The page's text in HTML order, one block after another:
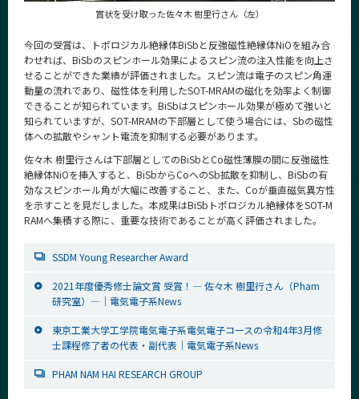
賞状を受け取った佐々木 樹里行さん（左）
今回の受賞は、トポロジカル絶縁体BiSbと反強磁性絶縁体NiOを組み合
わせれば、BiSbのスピンホール効果によるスピン流の注入性能を向上さ
せることができた業績が評価されました。スピン流は電子のスピン角運
動量の流れであり、磁性体を利用したSOT-MRAMの磁化を効率よく制御
できることが知られています。BiSbはスピンホール効果が極めて強いと
知られていますが、SOT-MRAMの下部層として使う場合には、Sbの磁性
体への拡散やシャント電流を抑制する必要があります。
佐々木 樹里行さんは下部層としてのBiSbとCo磁性薄膜の間に反強磁性
絶縁体NiOを挿入すると、BiSbからCoへのSb拡散を抑制し、BiSbの有
効なスピンホール角が大幅に改善すること、また、Coが垂直磁気異方性
を示すことを見だしました。本成果はBiSbトポロジカル絶縁体をSOT-M
RAMへ集積する際に、重要な技術であることが高く評価されました。
SSDM Young Researcher Award
2021年度優秀修士論文賞 受賞！― 佐々木 樹里行さん（Pham
研究室）―｜電気電子系News
東京工業大学工学院電気電子系電気電子コースの令和4年3月修
士課程修了者の代表・副代表｜電気電子系News
PHAM NAM HAI RESEARCH GROUP